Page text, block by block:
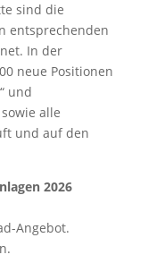
sind die
entsprechenden
In der
neue Positionen
und
alle
und auf den
2026
Angebot.